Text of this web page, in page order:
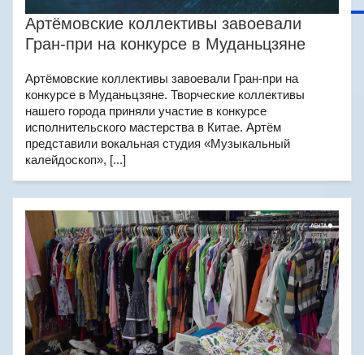
Артёмовские коллективы завоевали
Гран-при на конкурсе в Муданьцзяне
Артёмовские коллективы завоевали Гран-при на
конкурсе в Муданьцзяне. Творческие коллективы
нашего города приняли участие в конкурсе
исполнительского мастерства в Китае. Артём
представили вокальная студия «Музыкальный
калейдоскоп», [...]